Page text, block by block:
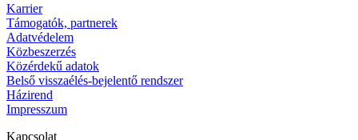
Karrier
Támogatók, partnerek
Adatvédelem
Közbeszerzés
Közérdekű adatok
Belső visszaélés-bejelentő rendszer
Házirend
Impresszum
Kapcsolat